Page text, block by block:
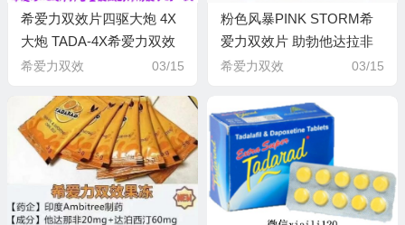
希爱力双效片四驱大炮 4X
大炮 TADA-4X希爱力双效
片 助勃他达拉非希爱力
汀必利劲Dapoxetine30mg
希爱力双效 03/15
粉色风暴PINK STORM希
爱力双效片 助勃他达拉非
希爱力Tadalafil60mg 延时
Dapoxetine60mg
希爱力双效 03/15